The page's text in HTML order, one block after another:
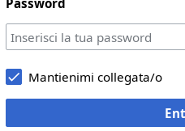
Mantienimi collegata/o